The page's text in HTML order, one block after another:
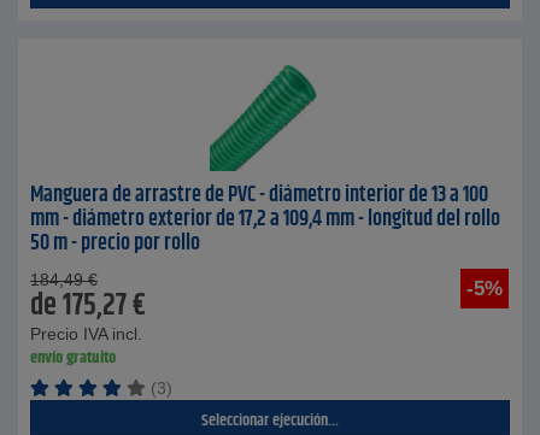
Manguera de arrastre de PVC - diámetro interior de 13 a 100
mm - diámetro exterior de 17,2 a 109,4 mm - longitud del rollo
50 m - precio por rollo
-5%
184,49 €
de175,27€
Precio IVA incl.
envío gratuito
(3)
Seleccionar ejecución...